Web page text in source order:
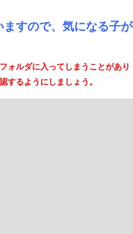
すので、気になる子が
ォルダに入ってしまうことがあり
するようにしましょう。